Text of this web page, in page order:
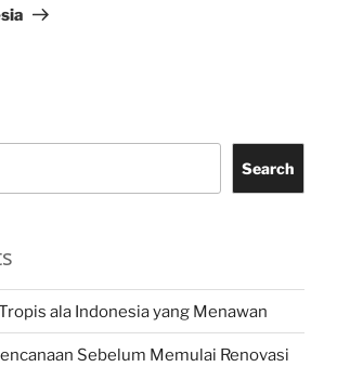
Search
ala Indonesia yang Menawan
Sebelum Memulai Renovasi